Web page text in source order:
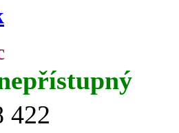
422